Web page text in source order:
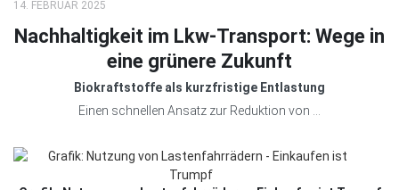
14. FEBRUAR 2025
Nachhaltigkeit im Lkw-Transport: Wege in
eine grünere Zukunft
Biokraftstoffe als kurzfristige Entlastung
Einen schnellen Ansatz zur Reduktion von ...